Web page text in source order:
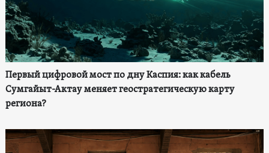
Первый цифровой мост по дну Каспия: как кабель
Сумгайыт-Актау меняет геостратегическую карту
региона?